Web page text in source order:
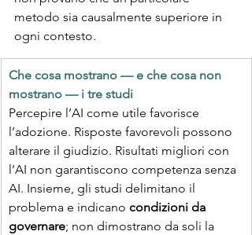
metodo sia causalmente superiore in
ogni contesto.
Che cosa mostrano — e che cosa non
mostrano — i tre studi
Percepire l’AI come utile favorisce
l’adozione. Risposte favorevoli possono
alterare il giudizio. Risultati migliori con
l’AI non garantiscono competenza senza
AI. Insieme, gli studi delimitano il
problema e indicano condizioni da
governare; non dimostrano da soli la